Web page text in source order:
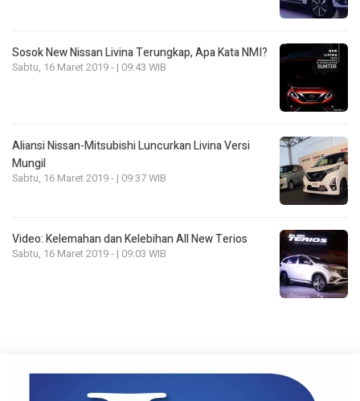
Sosok New Nissan Livina Terungkap, Apa Kata NMI?
Sabtu, 16 Maret 2019 - | 09:43 WIB
Aliansi Nissan-Mitsubishi Luncurkan Livina Versi
Mungil
Sabtu, 16 Maret 2019 - | 09:37 WIB
Video: Kelemahan dan Kelebihan All New Terios
Sabtu, 16 Maret 2019 - | 09:03 WIB